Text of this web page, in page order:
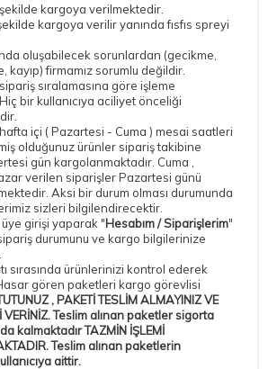
kargoya verilmektedir.
kargoya verilir yanında fısfıs spreyi
oluşabilecek sorunlardan (gecikme,
kayıp) firmamız sorumlu değildir.
sıralamasına göre işleme
bir kullanıcıya aciliyet önceliği
içi ( Pazartesi - Cuma ) mesai saatleri
olduğunuz ürünler sipariş takibine
gün kargolanmaktadır. Cuma ,
verilen siparişler Pazartesi günü
Aksi bir durum olması durumunda
sizleri bilgilendirecektir.
girişi yaparak "Hesabım / Siparişlerim"
durumunu ve kargo bilgilerinize
sırasında ürünlerinizi kontrol ederek
gören paketleri kargo görevlisi
, PAKETİ TESLİM ALMAYINIZ VE
VERİNİZ. Teslim alınan paketler sigorta
kalmaktadır TAZMİN İŞLEMİ
Teslim alınan paketlerin
aittir.